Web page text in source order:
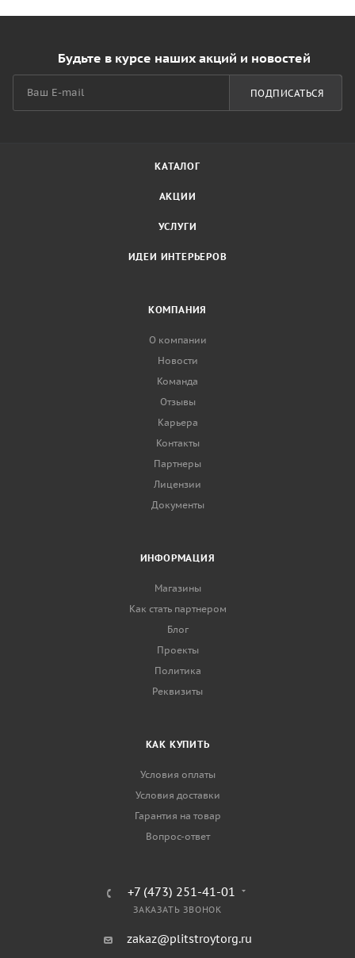
Будьте в курсе наших акций и новостей
ПОДПИСАТЬСЯ
КАТАЛОГ
АКЦИИ
УСЛУГИ
ИДЕИ ИНТЕРЬЕРОВ
КОМПАНИЯ
О компании
Новости
Команда
Отзывы
Карьера
Контакты
Партнеры
Лицензии
Документы
ИНФОРМАЦИЯ
Магазины
Как стать партнером
Блог
Проекты
Политика
Реквизиты
КАК КУПИТЬ
Условия оплаты
Условия доставки
Гарантия на товар
Вопрос-ответ
+7 (473) 251-41-01
ЗАКАЗАТЬ ЗВОНОК
zakaz@plitstroytorg.ru